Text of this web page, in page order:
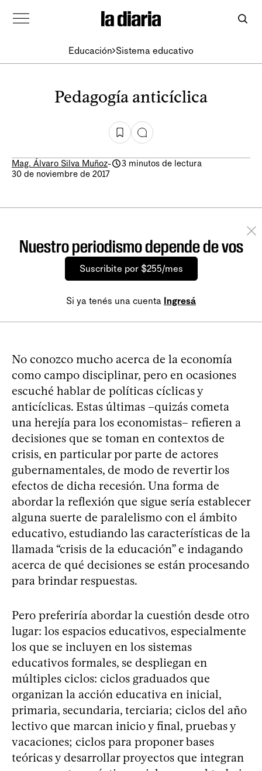
Educación Sistema educativo
Pedagogía anticíclica
Mag. Álvaro Silva Muñoz-
3 minutos de lectura
30 de noviembre de 2017
Nuestro periodismo depende de vos
Suscribite por $255/mes
Si ya tenés una cuenta Ingresá
No conozco mucho acerca de la economía
como campo disciplinar, pero en ocasiones
escuché hablar de políticas cíclicas y
anticíclicas. Estas últimas –quizás cometa
una herejía para los economistas– refieren a
decisiones que se toman en contextos de
crisis, en particular por parte de actores
gubernamentales, de modo de revertir los
efectos de dicha recesión. Una forma de
abordar la reflexión que sigue sería establecer
alguna suerte de paralelismo con el ámbito
educativo, estudiando las características de la
llamada “crisis de la educación” e indagando
acerca de qué decisiones se están procesando
para brindar respuestas.
Pero preferiría abordar la cuestión desde otro
lugar: los espacios educativos, especialmente
los que se incluyen en los sistemas
educativos formales, se despliegan en
múltiples ciclos: ciclos graduados que
organizan la acción educativa en inicial,
primaria, secundaria, terciaria; ciclos del año
lectivo que marcan inicio y final, pruebas y
vacaciones; ciclos para proponer bases
teóricas y desarrollar proyectos que integran